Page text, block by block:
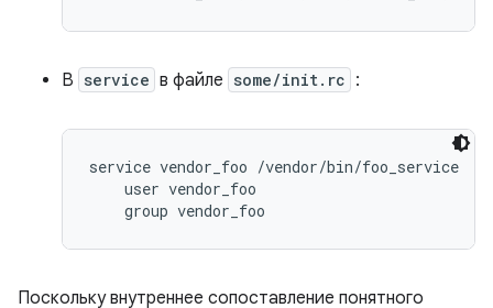
В service в файле some/init.rc :
service vendor_foo /vendor/bin/foo_service
    user vendor_foo
Поскольку внутреннее сопоставление понятного